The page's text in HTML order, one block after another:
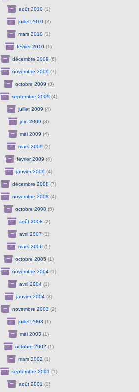
août 2010(1)
juillet 2010(2)
mars 2010 (1)
février 2010 (1)
décembre 2009 (6)
novembre 2009 (7)
octobre 2009 (3)
septembre 2009 (4)
juillet 2009 (4)
juin 2009 (8)
mai 2009 (4)
mars 2009 (3)
février 2009 (4)
janvier 2009 (4)
décembre 2008 (7)
novembre 2008 (4)
octobre 2008 (6)
août 2008 (2)
avril 2007 (1)
mars 2006 (5)
octobre 2005 (1)
novembre 2004 (1)
avril 2004 (1)
janvier 2004 (3)
novembre 2003 (2)
juillet 2003 (1)
mai 2003 (1)
octobre 2002 (1)
mars 2002 (1)
septembre 2001 (1)
août 2001 (3)